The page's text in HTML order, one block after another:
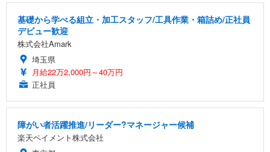
基礎から学べる組立・加工スタッフ/工具作業・箱詰め/正社員
デビュー歓迎
株式会社Amark
埼玉県
月給22万2,000円～40万円
正社員
障がい者活躍推進/リーダー?マネージャー候補
楽天ペイメント株式会社